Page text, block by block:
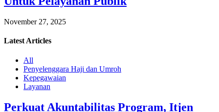
November 27, 2025
Latest Articles
All
Penyelenggara Haji dan Umroh
Kepegawaian
Layanan
Perkuat Akuntabilitas Program, Itjen